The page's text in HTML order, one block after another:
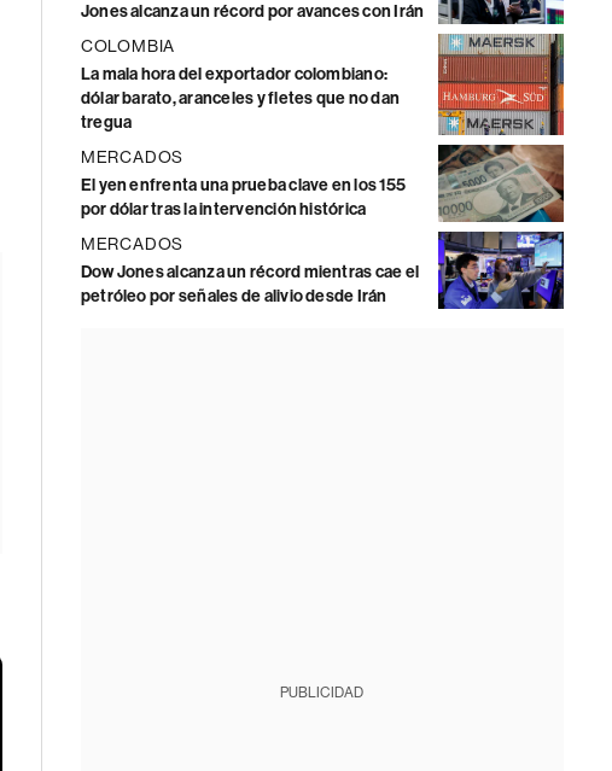
Jones alcanza un récord por avances con Irán
COLOMBIA
La mala hora del exportador colombiano:
dólar barato, aranceles y fletes que no dan
tregua
MERCADOS
El yen enfrenta una prueba clave en los 155
por dólar tras la intervención histórica
MERCADOS
Dow Jones alcanza un récord mientras cae el
petróleo por señales de alivio desde Irán
PUBLICIDAD